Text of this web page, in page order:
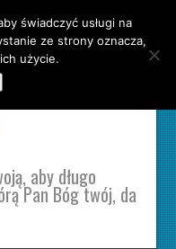
aby długo
Pan Bóg twój, da
świadczyć usługi na
ze strony oznacza,
użycie.